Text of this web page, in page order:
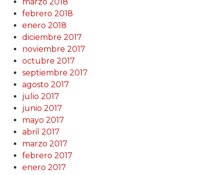
marzo 2018
febrero 2018
enero 2018
diciembre 2017
noviembre 2017
octubre 2017
septiembre 2017
agosto 2017
julio 2017
junio 2017
mayo 2017
abril 2017
marzo 2017
febrero 2017
enero 2017